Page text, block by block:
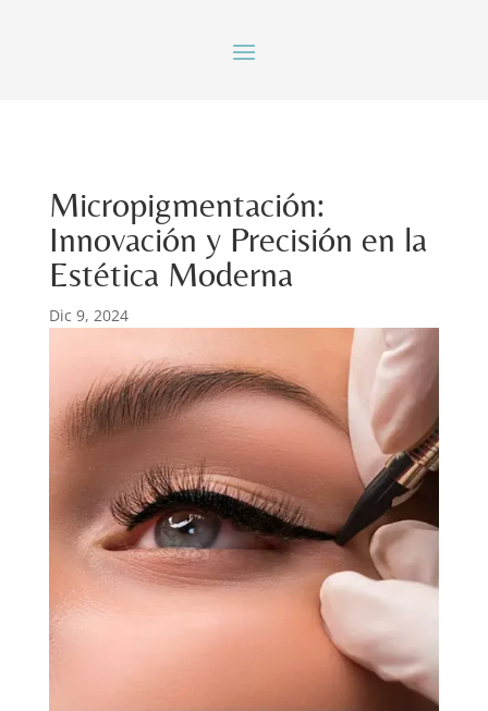
Micropigmentación:
Innovación y Precisión en la
Estética Moderna
Dic 9, 2024